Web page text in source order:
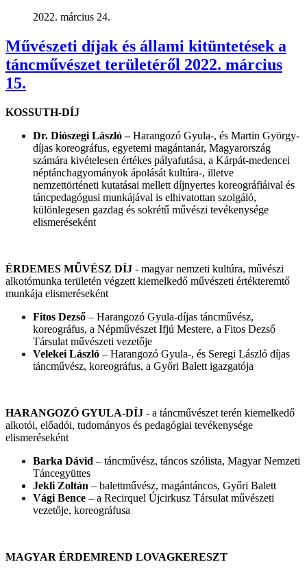
2022. március 24.
Művészeti díjak és állami kitüntetések a
táncművészet területéről 2022. március
15.
KOSSUTH-DÍJ
Dr. Diószegi László –Harangozó Gyula-, és Martin György-
díjas koreográfus, egyetemi magántanár, Magyarország
számára kivételesen értékes pályafutása, a Kárpát-medencei
néptánchagyományok ápolását kultúra-, illetve
nemzettörténeti kutatásai mellett díjnyertes koreográfiáival és
táncpedagógusi munkájával is elhivatottan szolgáló,
különlegesen gazdag és sokrétű művészi tevékenysége
elismeréseként
ÉRDEMES MŰVÉSZ DÍJ - magyar nemzeti kultúra, művészi
alkotómunka területén végzett kiemelkedő művészeti értékteremtő
munkája elismeréseként
Fitos Dezső – Harangozó Gyula-díjas táncművész,
koreográfus, a Népművészet Ifjú Mestere, a Fitos Dezső
Társulat művészeti vezetője
Velekei László – Harangozó Gyula-, és Seregi László díjas
táncművész, koreográfus, a Győri Balett igazgatója
HARANGOZÓ GYULA-DÍJ - a táncművészet terén kiemelkedő
alkotói, előadói, tudományos és pedagógiai tevékenysége
elismeréseként
Barka Dávid – táncművész, táncos szólista, Magyar Nemzeti
Táncegyüttes
Jekli Zoltán – balettművész, magántáncos, Győri Balett
Vági Bence – a Recirquel Újcirkusz Társulat művészeti
vezetője, koreográfusa
MAGYAR ÉRDEMREND LOVAGKERESZT